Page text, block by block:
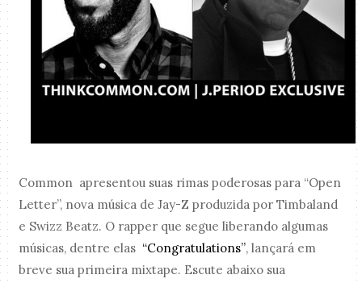
Common apresentou suas rimas poderosas para “Open
Letter”, nova música de Jay-Z produzida por Timbaland
e Swizz Beatz. O rapper que segue liberando algumas
músicas, dentre elas “Congratulations”, lançará em
breve sua primeira mixtape. Escute abaixo sua